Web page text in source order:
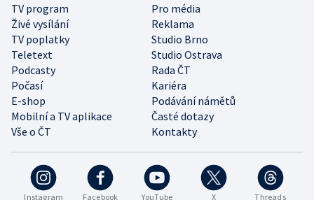
Instagram Facebook YouTube X Threads
TV program
Pro média
Živé vysílání
Reklama
TV poplatky
Studio Brno
Teletext
Studio Ostrava
Podcasty
Rada ČT
Počasí
Kariéra
E-shop
Podávání námětů
Mobilní a TV aplikace
Časté dotazy
Vše o ČT
Kontakty